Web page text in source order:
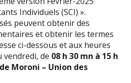
Individuels (SCI) ».
peuvent obtenir des
et obtenir les termes
ci-dessous et aux heures
vendredi, de 08 h 30 mn à 15 h
Moroni – Union des